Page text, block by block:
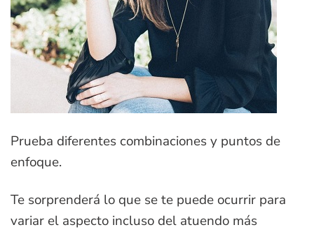
Prueba diferentes combinaciones y puntos de
enfoque.
Te sorprenderá lo que se te puede ocurrir para
variar el aspecto incluso del atuendo más